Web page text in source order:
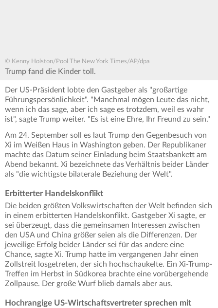
© Kenny Holston/Pool The New York Times/AP/dpa
Trump fand die Kinder toll.
Der US-Präsident lobte den Gastgeber als "großartige
Führungspersönlichkeit". "Manchmal mögen Leute das nicht,
wenn ich das sage, aber ich sage es trotzdem, weil es wahr
ist", sagte Trump weiter. "Es ist eine Ehre, Ihr Freund zu sein."
Am 24. September soll es laut Trump den Gegenbesuch von
Xi im Weißen Haus in Washington geben. Der Republikaner
machte das Datum seiner Einladung beim Staatsbankett am
Abend bekannt. Xi bezeichnete das Verhältnis beider Länder
als "die wichtigste bilaterale Beziehung der Welt".
Erbitterter Handelskonflikt
Die beiden größten Volkswirtschaften der Welt befinden sich
in einem erbitterten Handelskonflikt. Gastgeber Xi sagte, er
sei überzeugt, dass die gemeinsamen Interessen zwischen
den USA und China größer seien als die Differenzen. Der
jeweilige Erfolg beider Länder sei für das andere eine
Chance, sagte Xi. Trump hatte im vergangenen Jahr einen
Zollstreit losgetreten, der sich hochschaukelte. Ein Xi-Trump-
Treffen im Herbst in Südkorea brachte eine vorübergehende
Zollpause. Der große Wurf blieb damals aber aus.
Hochrangige US-Wirtschaftsvertreter sprechen mit